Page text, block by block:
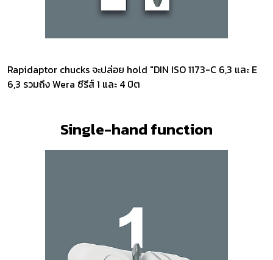
Rapidaptor chucks จะปล่อย hold "DIN ISO 1173-C 6,3 และ E
6,3 รวมถึง Wera ซีรีส์ 1 และ 4 บิต
Single-hand function